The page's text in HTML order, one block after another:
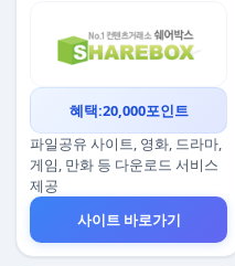
혜택:20,000포인트
파일공유 사이트, 영화, 드라마,
게임, 만화 등 다운로드 서비스
제공
사이트 바로가기